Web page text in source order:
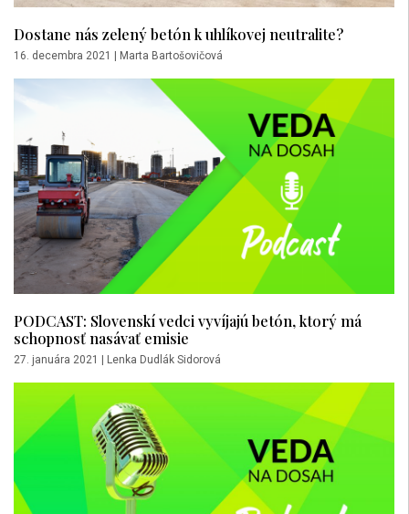
Dostane nás zelený betón k uhlíkovej neutralite?
16. decembra 2021 Marta Bartošovičová
PODCAST: Slovenskí vedci vyvíjajú betón, ktorý má
schopnosť nasávať emisie
27. januára 2021 Lenka Dudlák Sidorová